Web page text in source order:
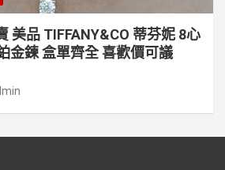
美品 TIFFANY&CO 蒂芬妮 8心
金鍊 盒單齊全 喜歡價可議